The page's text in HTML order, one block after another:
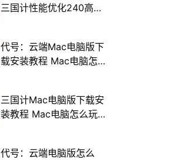
三国计性能优化240高帧
代号：云端Mac电脑版下
载安装教程 Mac电脑怎
三国计Mac电脑版下载安
装教程 Mac电脑怎么玩
代号：云端电脑版怎么